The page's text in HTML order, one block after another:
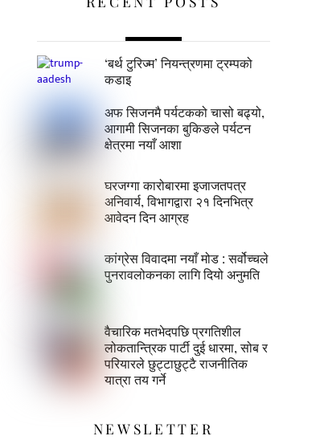
‘बर्थ टुरिज्म’ नियन्त्रणमा ट्रम्पको
कडाइ
अफ सिजनमै पर्यटकको चासो बढ्यो,
आगामी सिजनका बुकिङले पर्यटन
क्षेत्रमा नयाँ आशा
घरजग्गा कारोबारमा इजाजतपत्र
अनिवार्य, विभागद्वारा २१ दिनभित्र
आवेदन दिन आग्रह
कांग्रेस विवादमा नयाँ मोड : सर्वोच्चले
पुनरावलोकनका लागि दियो अनुमति
वैचारिक मतभेदपछि प्रगतिशील
लोकतान्त्रिक पार्टी दुई धारमा, सोब र
परियारले छुट्टाछुट्टै राजनीतिक
यात्रा तय गर्ने
NEWSLETTER